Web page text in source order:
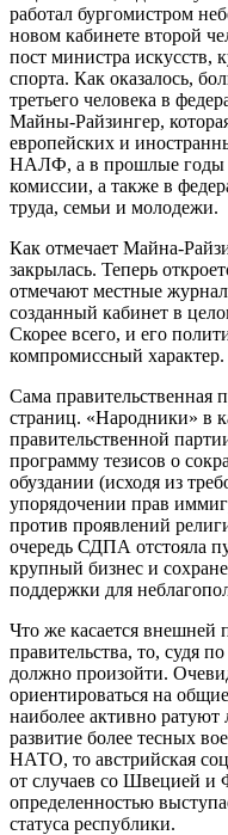
работал бургомистром
новом кабинете второй
пост министра искусств,
спорта. Как оказалось,
третьего человека в
Майны-Райзингер,
европейских и
НАЛФ, а в прошлые годы
комиссии, а также в
труда, семьи и молодежи.
Как отмечает Майна-
закрылась. Теперь
отмечают местные
созданный кабинет в
Скорее всего, и его
компромиссный характер.
Сама правительственная
страниц. «Народники» в
правительственной
программу тезисов о
обуздании (исходя из
упорядочении прав
против проявлений
очередь СДПА отстояла
крупный бизнес и
поддержки для
Что же касается внешней
правительства, то, судя
должно произойти.
ориентироваться на
наиболее активно
развитие более тесных
НАТО, то австрийская
от случаев со Швецией и
определенностью
статуса республики.